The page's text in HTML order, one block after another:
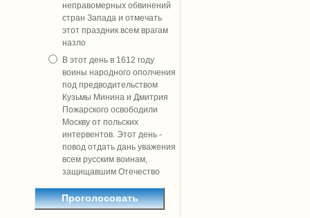
неправомерных обвинений
стран Запада и отмечать
этот праздник всем врагам
назло
В этот день в 1612 году
воины народного ополчения
под предводительством
Кузьмы Минина и Дмитрия
Пожарского освободили
Москву от польских
интервентов. Этот день -
повод отдать дань уважения
всем русским воинам,
защищавшим Отечество